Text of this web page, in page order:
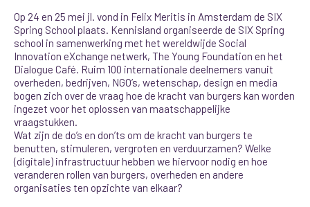
Op 24 en 25 mei jl. vond in Felix Meritis in Amsterdam de SIX
Spring School plaats. Kennisland organiseerde de SIX Spring
school in samenwerking met het wereldwijde Social
Innovation eXchange netwerk, The Young Foundation en het
Dialogue Café. Ruim 100 internationale deelnemers vanuit
overheden, bedrijven, NGO’s, wetenschap, design en media
bogen zich over de vraag hoe de kracht van burgers kan worden
ingezet voor het oplossen van maatschappelijke
vraagstukken.
Wat zijn de do’s en don’ts om de kracht van burgers te
benutten, stimuleren, vergroten en verduurzamen? Welke
(digitale) infrastructuur hebben we hiervoor nodig en hoe
veranderen rollen van burgers, overheden en andere
organisaties ten opzichte van elkaar?